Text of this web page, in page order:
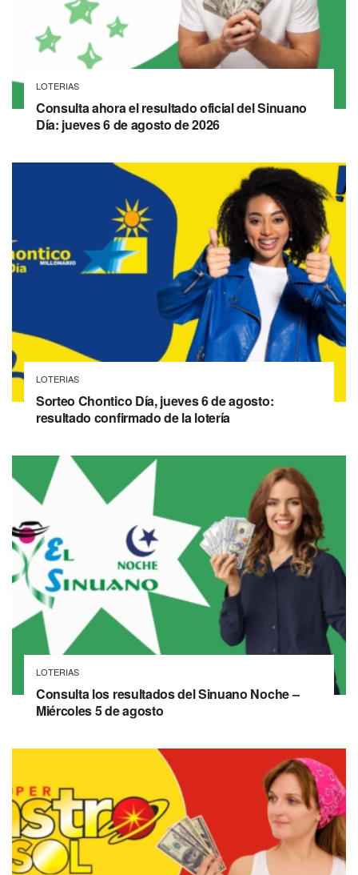
LOTERIAS
Consulta ahora el resultado oficial del Sinuano
Día: jueves 6 de agosto de 2026
LOTERIAS
Sorteo Chontico Día, jueves 6 de agosto:
resultado confirmado de la lotería
LOTERIAS
Consulta los resultados del Sinuano Noche –
Miércoles 5 de agosto